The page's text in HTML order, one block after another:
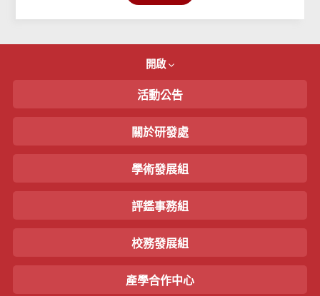
開啟
活動公告
關於研發處
學術發展組
評鑑事務組
校務發展組
產學合作中心